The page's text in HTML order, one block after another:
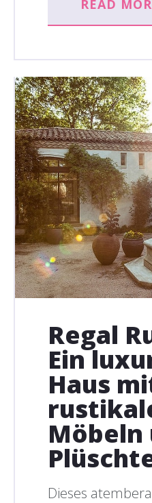
READ
Regal
Ein
Haus
Möbeln
Dieses